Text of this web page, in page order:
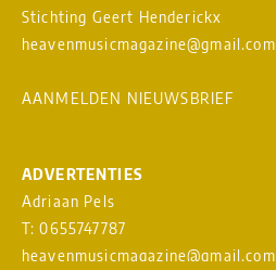
Stichting Geert Henderickx
heavenmusicmagazine@gmail.com
AANMELDEN NIEUWSBRIEF
ADVERTENTIES
Adriaan Pels
T: 0655747787
heavenmusicmagazine@gmail.com